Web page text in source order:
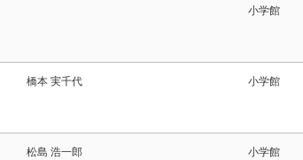
小学館
橋本 実千代 小学館
松島 浩一郎 小学館